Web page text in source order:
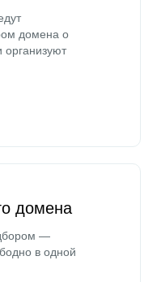
домена о
домена
—
в одной